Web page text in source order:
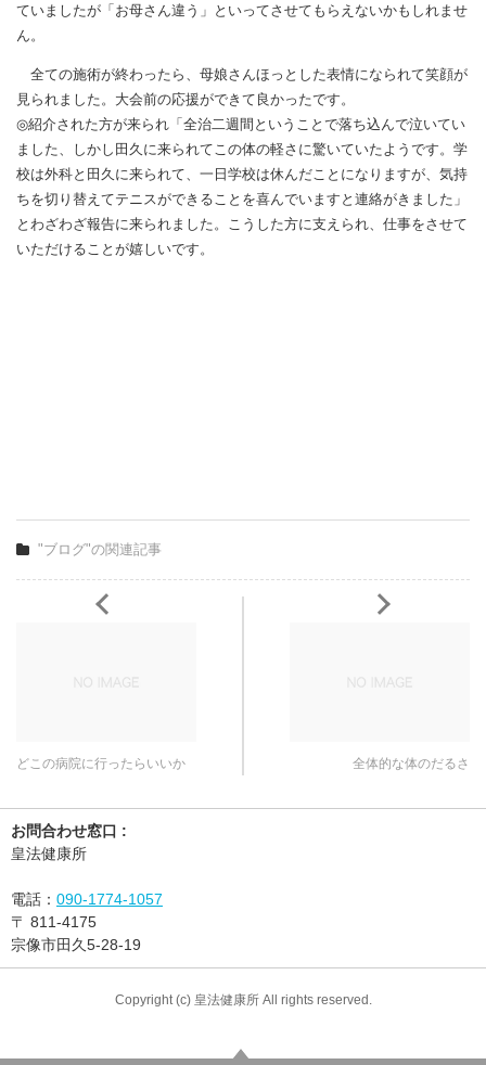
ていましたが「お母さん違う」といってさせてもらえないかもしれませ
ん。
全ての施術が終わったら、母娘さんほっとした表情になられて笑顔が
見られました。大会前の応援ができて良かったです。
◎紹介された方が来られ「全治二週間ということで落ち込んで泣いてい
ました、しかし田久に来られてこの体の軽さに驚いていたようです。学
校は外科と田久に来られて、一日学校は休んだことになりますが、気持
ちを切り替えてテニスができることを喜んでいますと連絡がきました」
とわざわざ報告に来られました。こうした方に支えられ、仕事をさせて
いただけることが嬉しいです。
"ブログ"の関連記事
どこの病院に行ったらいいか 全体的な体のだるさ
お問合わせ窓口 :
皇法健康所
電話： 090-1774-1057
〒 811-4175
宗像市田久5-28-19
Copyright (c) 皇法健康所 All rights reserved.